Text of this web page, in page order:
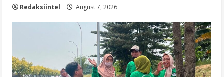
Redaksiintel August 7, 2026